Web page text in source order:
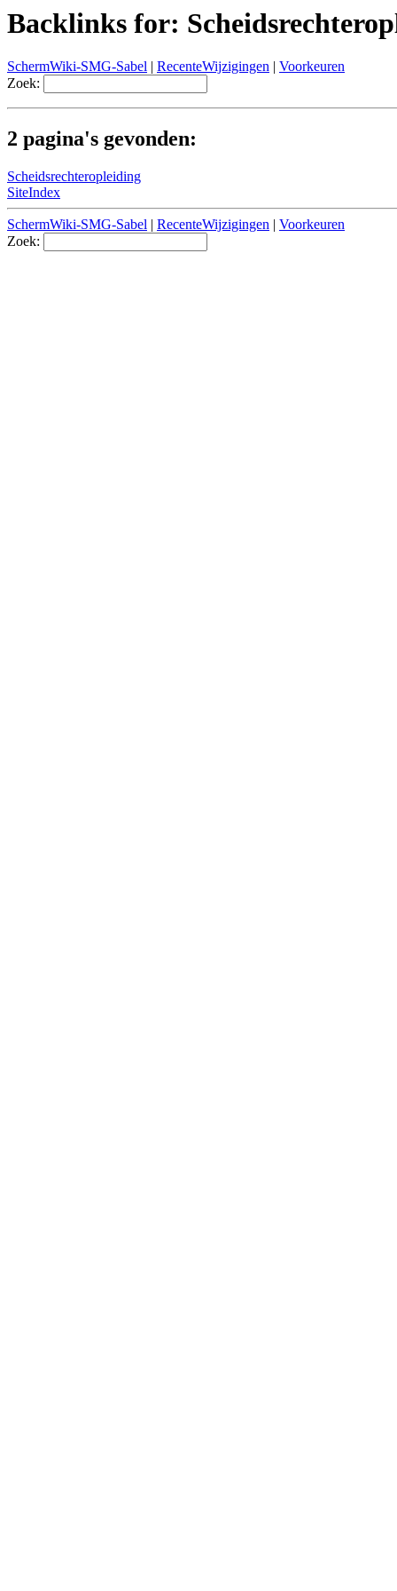
Backlinks for:
SchermWiki-SMG-Sabel | RecenteWijzigingen | Voorkeuren
Zoek:
2 pagina's gevonden:
Scheidsrechteropleiding
SiteIndex
SchermWiki-SMG-Sabel | RecenteWijzigingen | Voorkeuren
Zoek: